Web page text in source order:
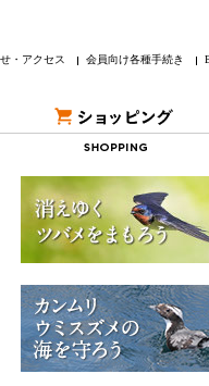
・アクセス 会員向け各種手続き